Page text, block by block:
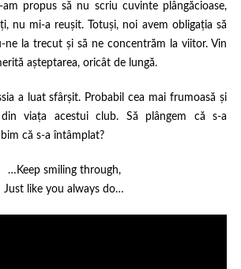
propus să nu scriu cuvinte plângăcioase,
nu mi-a reușit. Totuși, noi avem obligația să
ne la trecut și să ne concentrăm la viitor. Vin
așteptarea, oricât de lungă.
a luat sfârșit. Probabil cea mai frumoasă și
din viața acestui club. Să plângem că s-a
că s-a întâmplat?
…Keep smiling through,
Just like you always do…